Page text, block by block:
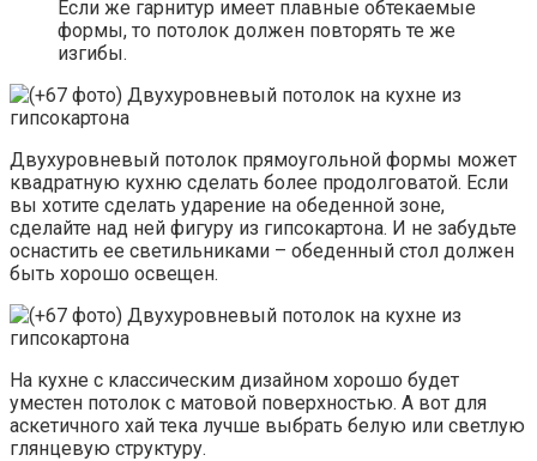
Если же гарнитур имеет плавные обтекаемые
формы, то потолок должен повторять те же
изгибы.
Двухуровневый потолок прямоугольной формы может
квадратную кухню сделать более продолговатой. Если
вы хотите сделать ударение на обеденной зоне,
сделайте над ней фигуру из гипсокартона. И не забудьте
оснастить ее светильниками – обеденный стол должен
быть хорошо освещен.
На кухне с классическим дизайном хорошо будет
уместен потолок с матовой поверхностью. А вот для
аскетичного хай тека лучше выбрать белую или светлую
глянцевую структуру.